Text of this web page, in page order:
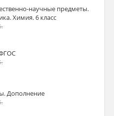
научные предметы.
Химия. 6 класс
Дополнение